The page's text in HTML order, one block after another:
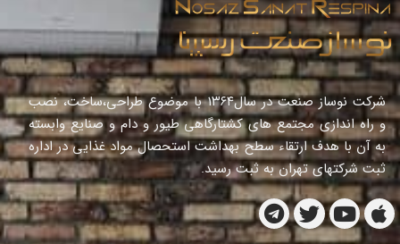
شرکت نوساز صنعت در سال١٣٦٤ با موضوع طراحی،ساخت، نصب
و راه اندازی مجتمع های کشتارگاهی طیور و دام و صنایع وابسته
به آن با هدف ارتقاء سطح بهداشت استحصال مواد غذایی در اداره
ثبت شرکتهای تهران به ثبت رسید.